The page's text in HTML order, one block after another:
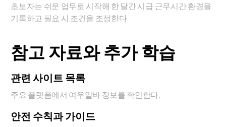
초보자는 쉬운 업무로 시작해 한 달간 시급·근무시간·환경을
기록하고 필요 시 조건을 조정한다.
참고 자료와 추가 학습
관련 사이트 목록
주요 플랫폼에서 여우알바 정보를 확인한다.
안전 수칙과 가이드